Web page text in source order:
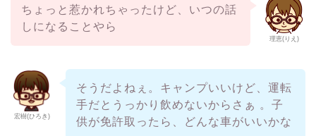
理恵(りえ)
ちょっと惹かれちゃったけど、いつの話
しになることやら
宏樹(ひろき)
そうだよねぇ。キャンプいいけど、運転
手だとうっかり飲めないからさぁ 。子
供が免許取ったら、どんな車がいいかな